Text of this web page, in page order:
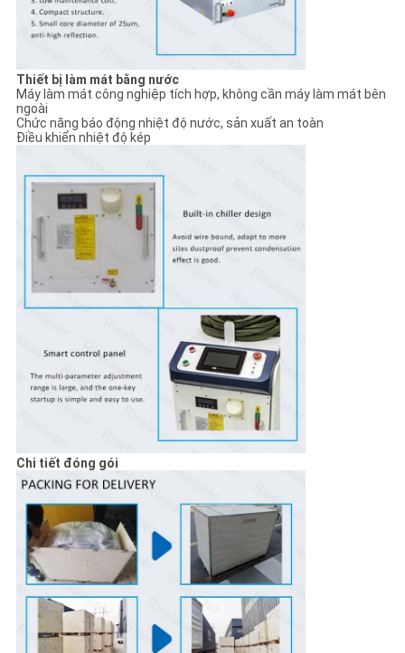
Thiết bị làm mát bằng nước
Máy làm mát công nghiệp tích hợp, không cần máy làm mát bên
ngoài
Chức năng báo động nhiệt độ nước, sản xuất an toàn
Điều khiển nhiệt độ kép
Chi tiết đóng gói